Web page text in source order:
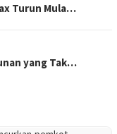
Turun Mula…
yang Tak…